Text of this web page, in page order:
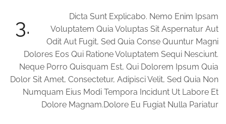
3.
Dicta Sunt Explicabo. Nemo Enim Ipsam
Voluptatem Quia Voluptas Sit Aspernatur Aut
Odit Aut Fugit, Sed Quia Conse Quuntur Magni
Dolores Eos Qui Ratione Voluptatem Sequi Nesciunt.
Neque Porro Quisquam Est, Qui Dolorem Ipsum Quia
Dolor Sit Amet, Consectetur, Adipisci Velit, Sed Quia Non
Numquam Eius Modi Tempora Incidunt Ut Labore Et
Dolore Magnam.dolore Eu Fugiat Nulla Pariatur